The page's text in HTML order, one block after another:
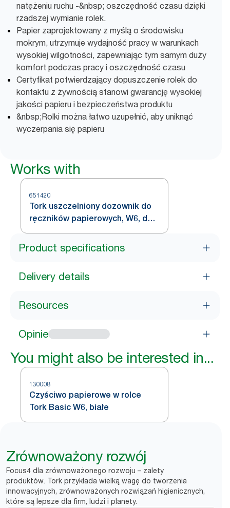
natężeniu ruchu -&nbsp; oszczędność czasu dzięki
rzadszej wymianie rolek.
Papier zaprojektowany z myślą o środowisku
mokrym, utrzymuje wydajność pracy w warunkach
wysokiej wilgotności, zapewniając tym samym duży
komfort podczas pracy i oszczędność czasu
Certyfikat potwierdzający dopuszczenie rolek do
kontaktu z żywnością stanowi gwarancję wysokiej
jakości papieru i bezpieczeństwa produktu
&nbsp;Rolki można łatwo uzupełnić, aby uniknąć
wyczerpania się papieru
Works with
651420
Tork uszczelniony dozownik do
ręczników papierowych, W6, do
montażu na ścianie, biało-
turkusowy
Product specifications
Delivery details
Resources
Opinie
You might also be interested in...
130008
Czyściwo papierowe w rolce
Tork Basic W6, białe
Zrównoważony rozwój
Focus4 dla zrównoważonego rozwoju – zalety
produktów. Tork przykłada wielką wagę do tworzenia
innowacyjnych, zrównoważonych rozwiązań higienicznych,
które są lepsze dla firm, ludzi i planety.